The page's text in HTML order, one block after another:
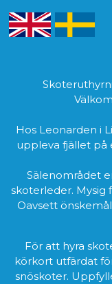
Hos Leonarden i
uppleva fjället på
Sälenområdet
skoterleder.
Oavsett
För att hyra
körkort utfärdat
snöskoter.